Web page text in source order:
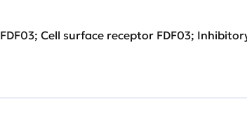
FDF03; Cell surface receptor FDF03;